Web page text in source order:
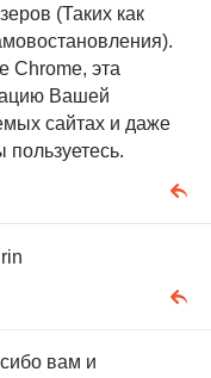
(Таких как
Chrome, эта
Вашей
сайтах и даже
вам и